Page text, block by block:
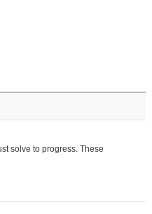
solve to progress. These